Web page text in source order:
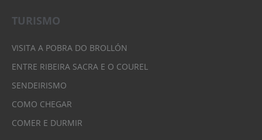
TURISMO
VISITA A POBRA DO BROLLÓN
ENTRE RIBEIRA SACRA E O COUREL
SENDEIRISMO
COMO CHEGAR
COMER E DURMIR